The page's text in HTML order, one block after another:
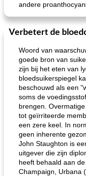
andere
Verbetert de
Woord van
goede bron van
zijn bij het eten van
bloedsuikerspiegel
beschouwd als een
soms de
brengen.
tot geïrriteerde
een zere keel. In
geen inherente
John Staughton is
uitgever die zijn
heeft behaald aan
Champaign, Urbana